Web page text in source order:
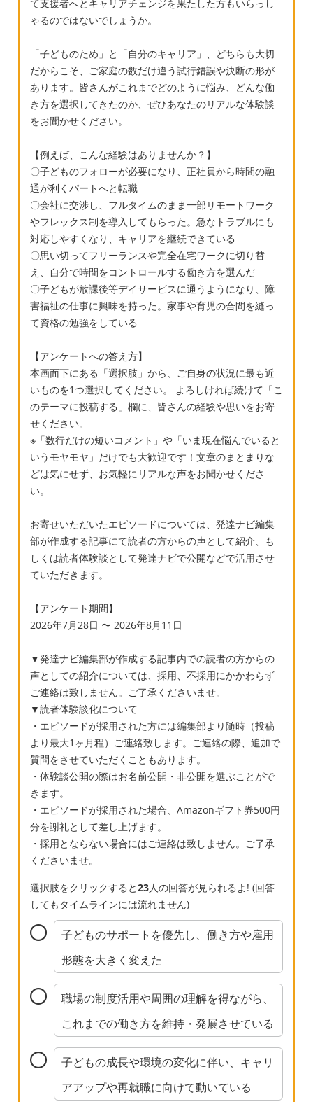
て支援者へとキャリアチェンジを果たした方もいらっし
ゃるのではないでしょうか。
「子どものため」と「自分のキャリア」、どちらも大切
だからこそ、ご家庭の数だけ違う試行錯誤や決断の形が
あります。皆さんがこれまでどのように悩み、どんな働
き方を選択してきたのか、ぜひあなたのリアルな体験談
をお聞かせください。
【例えば、こんな経験はありませんか？】
〇子どものフォローが必要になり、正社員から時間の融
通が利くパートへと転職
〇会社に交渉し、フルタイムのまま一部リモートワーク
やフレックス制を導入してもらった。急なトラブルにも
対応しやすくなり、キャリアを継続できている
〇思い切ってフリーランスや完全在宅ワークに切り替
え、自分で時間をコントロールする働き方を選んだ
〇子どもが放課後等デイサービスに通うようになり、障
害福祉の仕事に興味を持った。家事や育児の合間を縫っ
て資格の勉強をしている
【アンケートへの答え方】
本画面下にある「選択肢」から、ご自身の状況に最も近
いものを1つ選択してください。 よろしければ続けて「こ
のテーマに投稿する」欄に、皆さんの経験や思いをお寄
せください。
※「数行だけの短いコメント」や「いま現在悩んでいると
いうモヤモヤ」だけでも大歓迎です！文章のまとまりな
どは気にせず、お気軽にリアルな声をお聞かせくださ
い。
お寄せいただいたエピソードについては、発達ナビ編集
部が作成する記事にて読者の方からの声として紹介、も
しくは読者体験談として発達ナビで公開などで活用させ
ていただきます。
【アンケート期間】
2026年7月28日 〜 2026年8月11日
▼発達ナビ編集部が作成する記事内での読者の方からの
声としての紹介については、採用、不採用にかかわらず
ご連絡は致しません。ご了承くださいませ。
▼読者体験談化について
・エピソードが採用された方には編集部より随時（投稿
より最大1ヶ月程）ご連絡致します。ご連絡の際、追加で
質問をさせていただくこともあります。
・体験談公開の際はお名前公開・非公開を選ぶことがで
きます。
・エピソードが採用された場合、Amazonギフト券500円
分を謝礼として差し上げます。
・採用とならない場合にはご連絡は致しません。ご了承
くださいませ。
選択肢をクリックすると23人の回答が見られるよ! (回答
してもタイムラインには流れません)
子どものサポートを優先し、働き方や雇用
形態を大きく変えた
職場の制度活用や周囲の理解を得ながら、
これまでの働き方を維持・発展させている
子どもの成長や環境の変化に伴い、キャリ
アアップや再就職に向けて動いている